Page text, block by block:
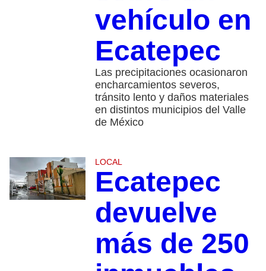
vehículo en
Ecatepec
Las precipitaciones ocasionaron
encharcamientos severos,
tránsito lento y daños materiales
en distintos municipios del Valle
de México
LOCAL
Ecatepec
devuelve
más de 250